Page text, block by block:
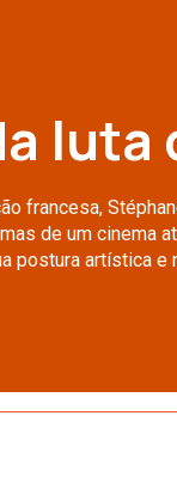
luta
francesa,
de um cinema
postura artística e